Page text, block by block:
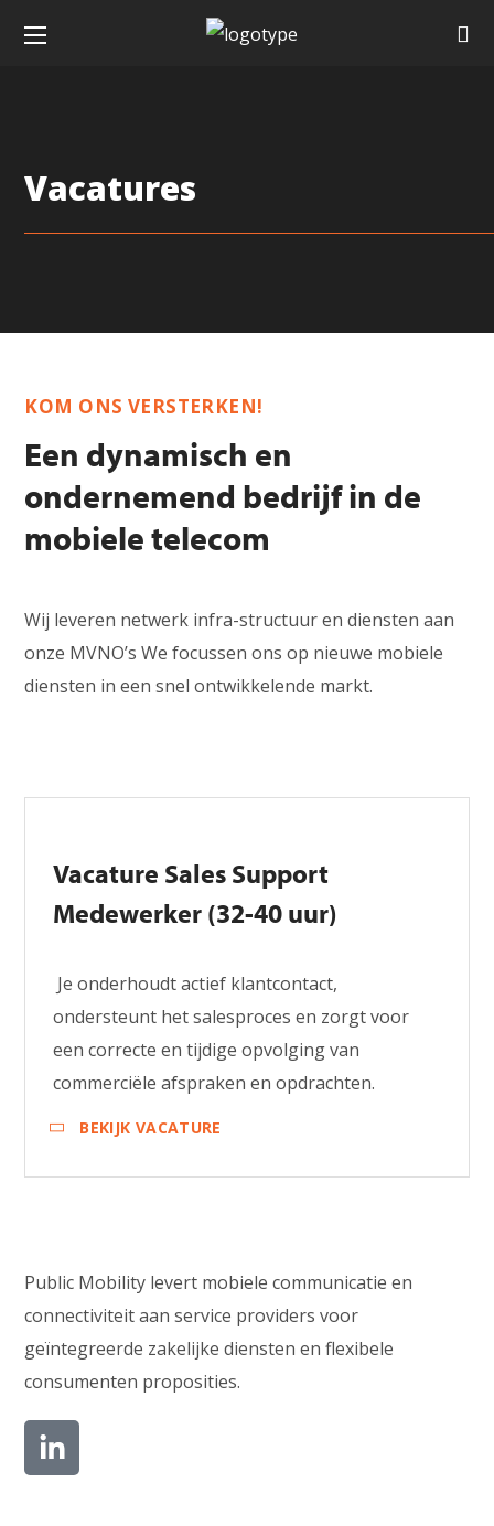
Vacatures
KOM ONS VERSTERKEN!
Een dynamisch en
ondernemend bedrijf in de
mobiele telecom
Wij leveren netwerk infra-structuur en diensten aan
onze MVNO’s We focussen ons op nieuwe mobiele
diensten in een snel ontwikkelende markt.
Vacature Sales Support
Medewerker (32-40 uur)
Je onderhoudt actief klantcontact,
ondersteunt het salesproces en zorgt voor
een correcte en tijdige opvolging van
commerciële afspraken en opdrachten.
BEKIJK VACATURE
Public Mobility levert mobiele communicatie en
connectiviteit aan service providers voor
geïntegreerde zakelijke diensten en flexibele
consumenten proposities.